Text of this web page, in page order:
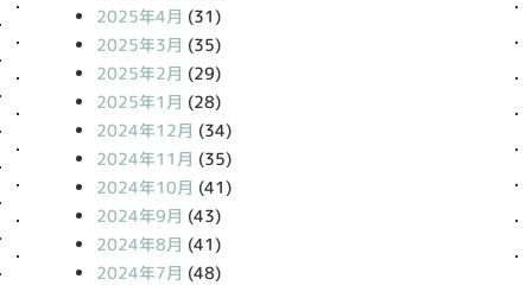
2025年4月 (31)
2025年3月 (35)
2025年2月 (29)
2025年1月 (28)
2024年12月 (34)
2024年11月 (35)
2024年10月 (41)
2024年9月 (43)
2024年8月 (41)
2024年7月 (48)